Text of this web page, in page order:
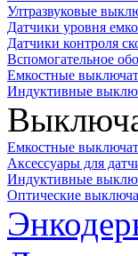
Ултразвуковые
Датчики уровня
Датчики контроля
Вспомогательное
Емкостные
Индуктивные
Емкостные
Аксессуары для
Индуктивные
Оптические